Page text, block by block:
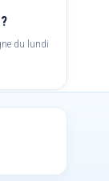
du lundi